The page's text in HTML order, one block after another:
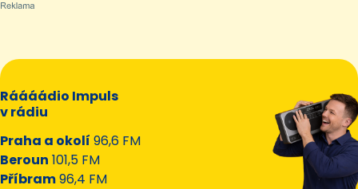
Ráááádio Impuls
v rádiu
Praha a okolí 96,6 FM
Beroun 101,5 FM
Příbram96,4 FM